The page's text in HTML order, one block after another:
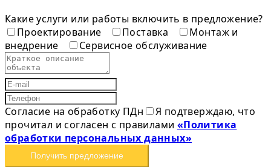
Какие услуги или работы включить в предложение?
Проектирование
Поставка
Монтаж и
внедрение
Сервисное обслуживание
Согласие на обработку ПДн
Я подтверждаю, что
прочитал и согласен с правилами «Политика
обработки персональных данных»
Получить предложение